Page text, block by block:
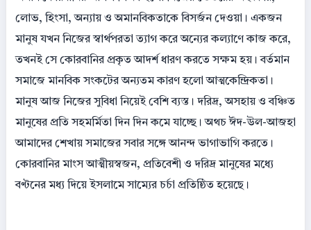
লোভ, হিংসা, অন্যায় ও অমানবিকতাকে বিসর্জন দেওয়া। একজন
মানুষ যখন নিজের স্বার্থপরতা ত্যাগ করে অন্যের কল্যাণে কাজ করে,
তখনই সে কোরবানির প্রকৃত আদর্শ ধারণ করতে সক্ষম হয়। বর্তমান
সমাজে মানবিক সংকটের অন্যতম কারণ হলো আত্মকেন্দ্রিকতা।
মানুষ আজ নিজের সুবিধা নিয়েই বেশি ব্যস্ত। দরিদ্র, অসহায় ও বঞ্চিত
মানুষের প্রতি সহমর্মিতা দিন দিন কমে যাচ্ছে। অথচ ঈদ-উল-আজহা
আমাদের শেখায় সমাজের সবার সঙ্গে আনন্দ ভাগাভাগি করতে।
কোরবানির মাংস আত্মীয়স্বজন, প্রতিবেশী ও দরিদ্র মানুষের মধ্যে
বণ্টনের মধ্য দিয়ে ইসলামে সাম্যের চর্চা প্রতিষ্ঠিত হয়েছে।